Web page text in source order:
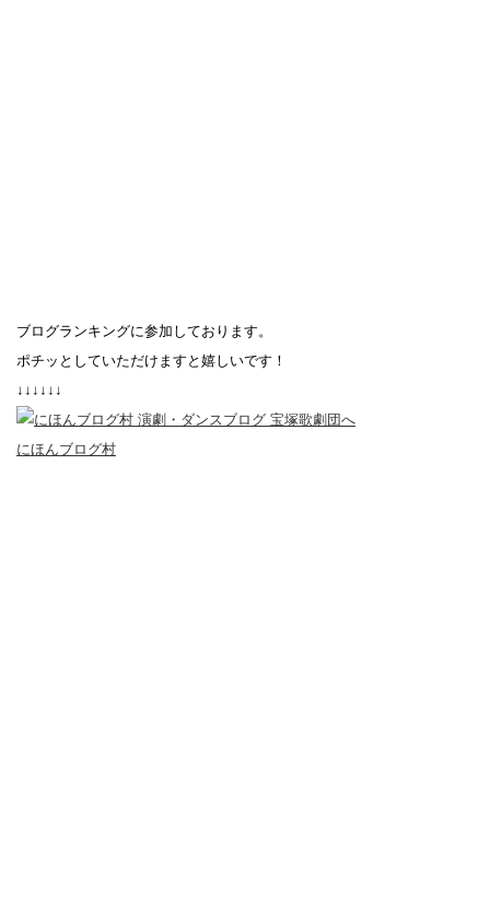
ブログランキングに参加しております。
ポチッとしていただけますと嬉しいです！
↓↓↓↓↓↓
にほんブログ村